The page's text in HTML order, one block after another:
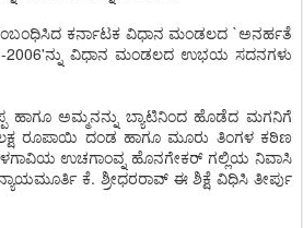
ಕರ್ನಾಟಕ ವಿಧಾನ ಮಂಡಲದ `ಅನರ್ಹತೆ
-2006'ನ್ನು ವಿಧಾನ ಮಂಡಲದ ಉಭಯ ಸದನಗಳು
ಹಾಗೂ ಅಮ್ಮನನ್ನು ಬ್ಯಾಟಿನಿಂದ ಹೊಡೆದ ಮಗನಿಗೆ
ರೂಪಾಯಿ ದಂಡ ಹಾಗೂ ಮೂರು ತಿಂಗಳ ಕಠಿಣ
ಉಚಗಾಂವ್ನ ಹೊನಗೇಕರ್ ಗಲ್ಲಿಯ ನಿವಾಸಿ
ಕೆ. ಶ್ರೀಧರರಾವ್ ಈ ಶಿಕ್ಷೆ ವಿಧಿಸಿ ತೀರ್ಪು